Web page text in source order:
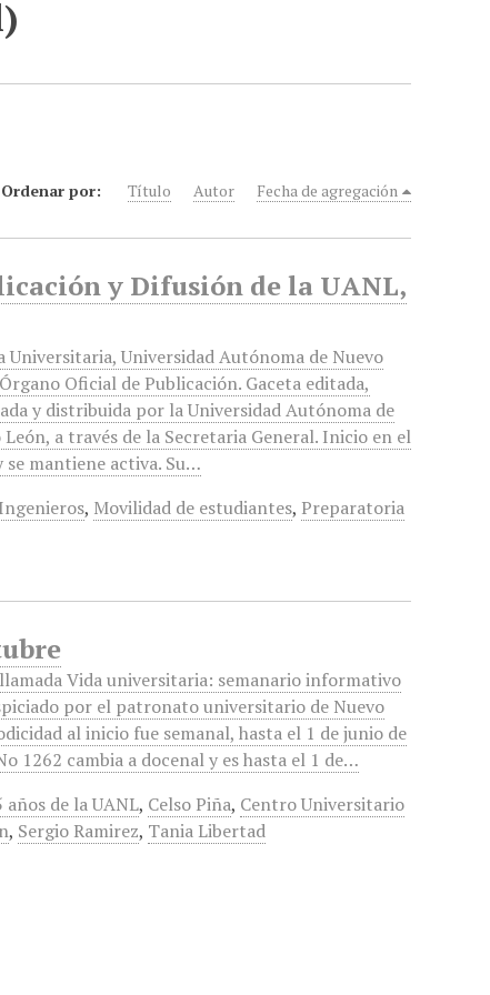
Ordenar por: Título Autor Fecha de agregación
y Difusión de la UANL,
Universitaria, Universidad Autónoma de Nuevo
Oficial de Publicación. Gaceta editada,
y distribuida por la Universidad Autónoma de
León, a través de la Secretaria General. Inicio en el
se mantiene activa. Su…
Ingenieros, Movilidad de estudiantes, Preparatoria
Vida universitaria: semanario informativo
por el patronato universitario de Nuevo
al inicio fue semanal, hasta el 1 de junio de
1262 cambia a docenal y es hasta el 1 de…
años de la UANL, Celso Piña, Centro Universitario
, Sergio Ramirez, Tania Libertad